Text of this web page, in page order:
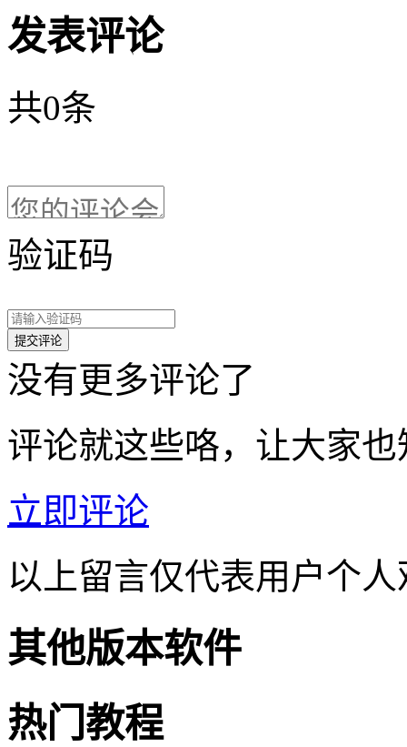
发表评论
共0条
验证码
没有更多评论了
评论就这些咯，让大家
立即评论
以上留言仅代表用户个
其他版本软件
热门教程